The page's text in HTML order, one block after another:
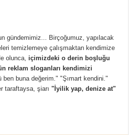
gündemimiz... Birçoğumuz, yapılacak
temizlemeye çalışmaktan kendimize
olunca, içimizdeki o derin boşluğu
reklam sloganları kendimizi
ben buna değerim." "Şımart kendini."
taraftaysa, şiarı"İyilik yap, denize at"